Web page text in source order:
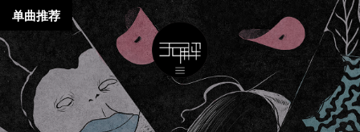
单曲推荐